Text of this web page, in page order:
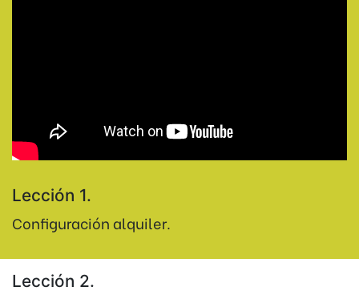
Lección 1.
Configuración alquiler.
Lección 2.